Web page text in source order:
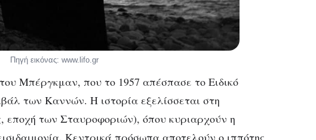
Πηγή εικόνας: www.lifo.gr
Μπέργκμαν, που το 1957 απέσπασε το Ειδικό
των Καννών. Η ιστορία εξελίσσεται στη
εποχή των Σταυροφοριών), όπου κυριαρχούν η
Κεντρικά πρόσωπα αποτελούν ο ιππότης